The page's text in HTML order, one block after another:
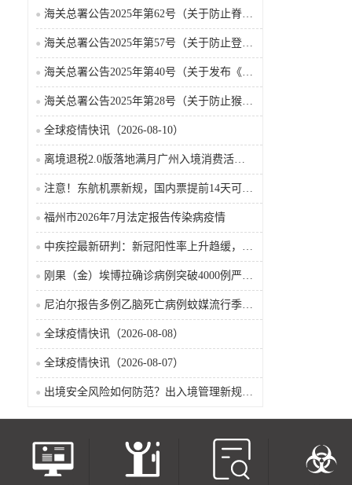
海关总署公告2025年第62号（关于防止脊髓灰质炎疫情传入我国的公告）
海关总署公告2025年第57号（关于防止登革热疫情传入我国的公告）
海关总署公告2025年第40号（关于发布《国境口岸传染病监测实施办法》的公告）
海关总署公告2025年第28号（关于防止猴痘疫情传入我国的公告）
全球疫情快讯（2026-08-10）
离境退税2.0版落地满月广州入境消费活力持续攀升
注意！东航机票新规，国内票提前14天可免费退票改签
福州市2026年7月法定报告传染病疫情
中疾控最新研判：新冠阳性率上升趋缓，整体处于中流行水平
刚果（金）埃博拉确诊病例突破4000例严防病毒向首都扩散
尼泊尔报告多例乙脑死亡病例蚊媒流行季风险抬升
全球疫情快讯（2026-08-08）
全球疫情快讯（2026-08-07）
出境安全风险如何防范？出入境管理新规9月15日起施行